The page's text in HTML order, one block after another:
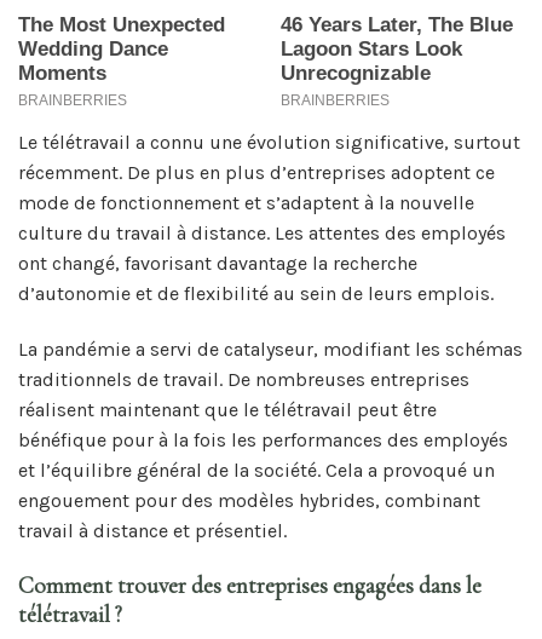
Le télétravail a connu une évolution significative, surtout
récemment. De plus en plus d’entreprises adoptent ce
mode de fonctionnement et s’adaptent à la nouvelle
culture du travail à distance. Les attentes des employés
ont changé, favorisant davantage la recherche
d’autonomie et de flexibilité au sein de leurs emplois.
La pandémie a servi de catalyseur, modifiant les schémas
traditionnels de travail. De nombreuses entreprises
réalisent maintenant que le télétravail peut être
bénéfique pour à la fois les performances des employés
et l’équilibre général de la société. Cela a provoqué un
engouement pour des modèles hybrides, combinant
travail à distance et présentiel.
Comment trouver des entreprises engagées dans le
télétravail ?